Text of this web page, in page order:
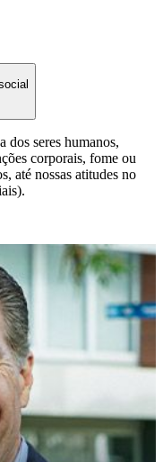
dos seres humanos,
corporais, fome ou
até nossas atitudes no